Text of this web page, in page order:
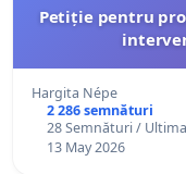
Petiție pentru
Hargita Népe
2 286 semnături
28 Semnături /
13 May 2026